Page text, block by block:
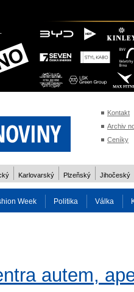
Kontakt
Archiv
Ceníky
Karlovarský Plzeňský Jihočeský
Week Politika Válka
autem,